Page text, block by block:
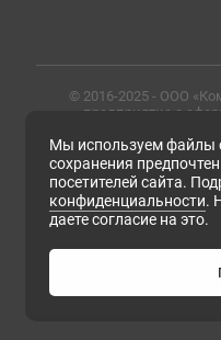
© 2016-2025 - ООО
предприятие с
профессиональными
металлопрокат
ИНН
Согласие на
Согласие на
Мы используем файлы
сохранения
посетителей сайта.
конфиденциальности.
даете согласие на это.